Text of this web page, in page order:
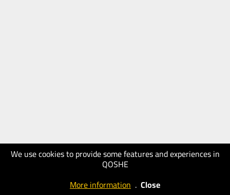
We use cookies to provide some features and experiences in
QOSHE
More information . Close